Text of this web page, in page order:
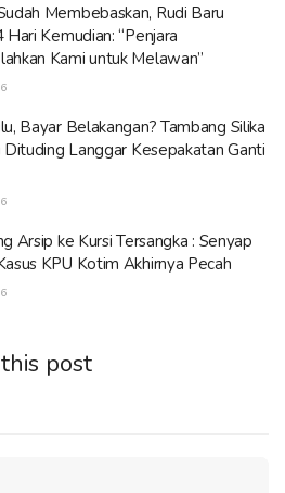
Membebaskan, Rudi Baru
Hari Kemudian: “Penjara
Kami untuk Melawan”
Bayar Belakangan? Tambang Silika
Dituding Langgar Kesepakatan Ganti
Arsip ke Kursi Tersangka : Senyap
KPU Kotim Akhirnya Pecah
post